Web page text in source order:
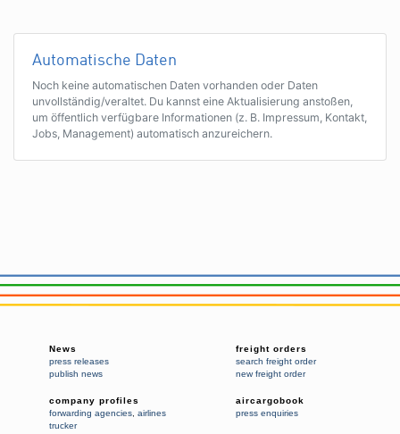
Automatische Daten
Noch keine automatischen Daten vorhanden oder Daten
unvollständig/veraltet. Du kannst eine Aktualisierung anstoßen,
um öffentlich verfügbare Informationen (z. B. Impressum, Kontakt,
Jobs, Management) automatisch anzureichern.
News
press releases
publish news
freight orders
search freight order
new freight order
company profiles
forwarding agencies airlines
trucker
aircargobook
press enquiries